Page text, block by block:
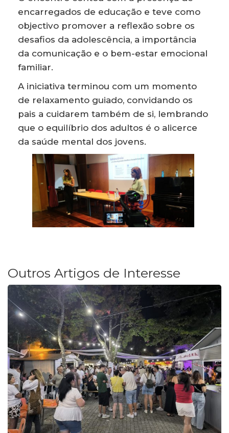
encarregados de educação e teve como
objectivo promover a reflexão sobre os
desafios da adolescência, a importância
da comunicação e o bem-estar emocional
familiar.
A iniciativa terminou com um momento
de relaxamento guiado, convidando os
pais a cuidarem também de si, lembrando
que o equilíbrio dos adultos é o alicerce
da saúde mental dos jovens.
Outros Artigos de Interesse